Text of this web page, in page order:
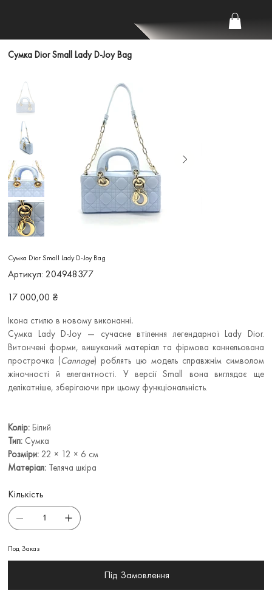
Сумка Dior Small Lady D-Joy Bag
Сумка Dior Small Lady D-Joy Bag
Артикул: Артикул
204948377
204948377
Ціна
17 000,00 ₴
Ікона стилю в новому виконанні.
Сумка Lady D-Joy — сучасне втілення легендарної Lady Dior.
Витончені форми, вишуканий матеріал та фірмова каннельована
прострочка (Cannage) роблять цю модель справжнім символом
жіночності й елегантності. У версії Small вона виглядає ще
делікатніше, зберігаючи при цьому функціональність.
Колір: Білий
Тип: Сумка
Розміри: 22 × 12 × 6 см
Матеріал: Теляча шкіра
Кількість
Под Заказ
Під Замовлення